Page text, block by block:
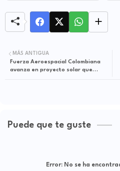
MÁS ANTIGUA
Fuerza Aeroespacial Colombiana
avanza en proyecto solar que
Puede que te guste
Error:No se ha